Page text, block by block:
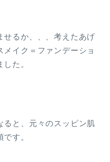
せるか、、、考えたあげ
メイク＝ファンデーショ
た。
ると、元々のスッピン肌
す。